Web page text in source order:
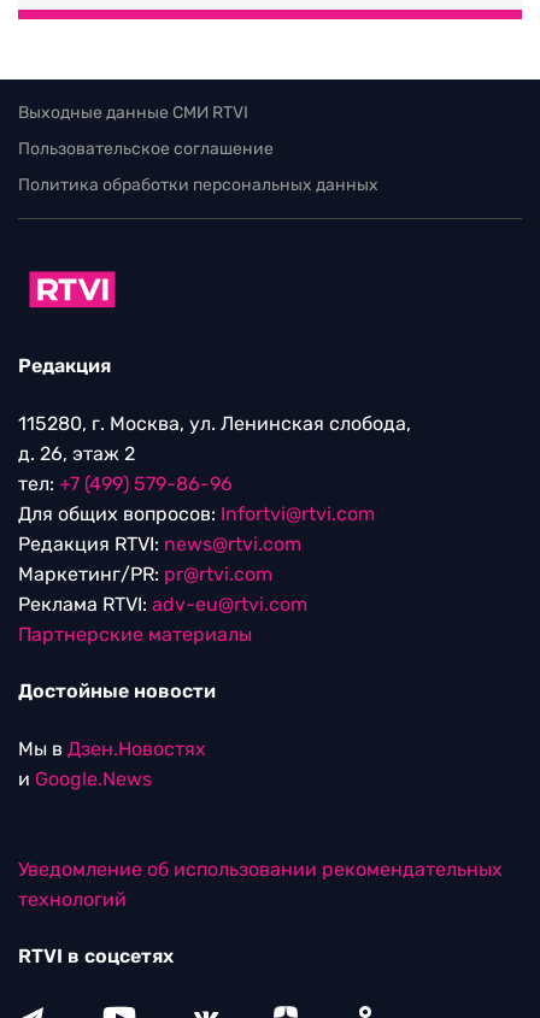
Выходные данные СМИ RTVI
Пользовательское соглашение
Политика обработки персональных данных
Редакция
115280, г. Москва, ул. Ленинская слобода,
д. 26, этаж 2
тел: +7 (499) 579-86-96
Для общих вопросов: Infortvi@rtvi.com
Редакция RTVI: news@rtvi.com
Маркетинг/PR: pr@rtvi.com
Реклама RTVI: adv-eu@rtvi.com
Партнерские материалы
Достойные новости
Мы в Дзен.Новостях
и Google.News
Уведомление об использовании рекомендательных
технологий
RTVI в соцсетях